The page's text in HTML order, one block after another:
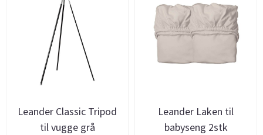
Leander Classic Tripod
til vugge grå
Leander Laken til
babyseng 2stk